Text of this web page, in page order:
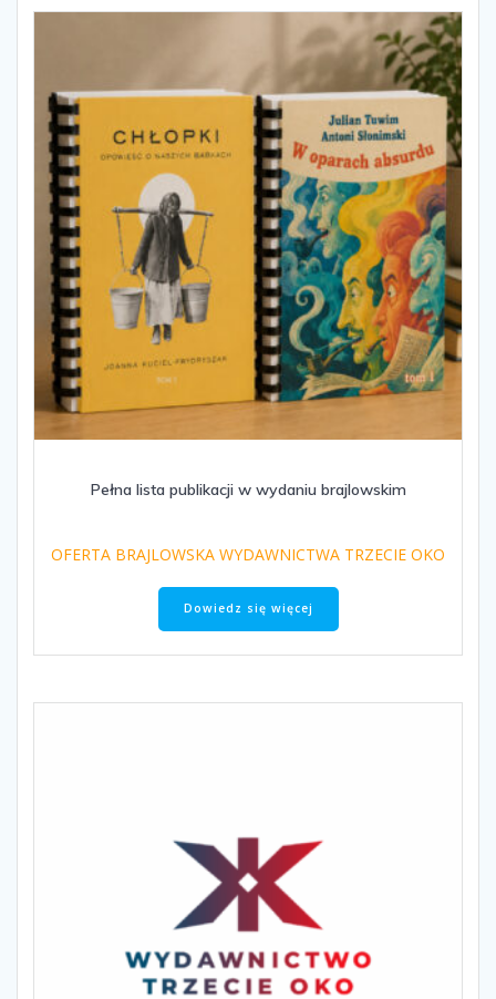
Pełna lista publikacji w wydaniu brajlowskim
OFERTA BRAJLOWSKA WYDAWNICTWA TRZECIE OKO
Dowiedz się więcej